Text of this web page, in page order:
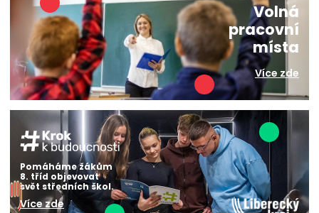
Volná
pracovní
místa
Více zde
Pomáháme žákům
8. tříd objevovat
svět středních škol.
Více zde